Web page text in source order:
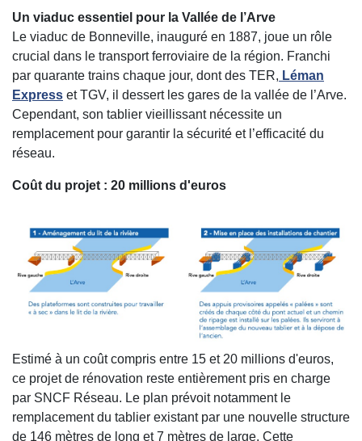
Un viaduc essentiel pour la Vallée de l’Arve
Le viaduc de Bonneville, inauguré en 1887, joue un rôle
crucial dans le transport ferroviaire de la région. Franchi
par quarante trains chaque jour, dont des TER, Léman
Express et TGV, il dessert les gares de la vallée de l’Arve.
Cependant, son tablier vieillissant nécessite un
remplacement pour garantir la sécurité et l’efficacité du
réseau.
Coût du projet : 20 millions d'euros
Estimé à un coût compris entre 15 et 20 millions d'euros,
ce projet de rénovation reste entièrement pris en charge
par SNCF Réseau. Le plan prévoit notamment le
remplacement du tablier existant par une nouvelle structure
de 146 mètres de long et 7 mètres de large. Cette